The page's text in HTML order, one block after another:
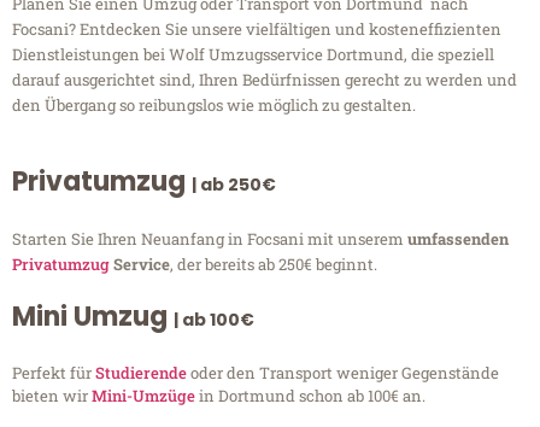
Focsani? Entdecken Sie unsere vielfältigen und kosteneffizienten
Dienstleistungen bei Wolf Umzugsservice Dortmund, die speziell
darauf ausgerichtet sind, Ihren Bedürfnissen gerecht zu werden und
den Übergang so reibungslos wie möglich zu gestalten.
Privatumzug | ab 250€
Starten Sie Ihren Neuanfang in Focsani mit unserem umfassenden
PrivatumzugService, der bereits ab 250€ beginnt.
Mini Umzug | ab 100€
Perfekt fürStudierendeoder den Transport weniger Gegenstände
bieten wirMini-Umzügein Dortmund schon ab 100€ an.